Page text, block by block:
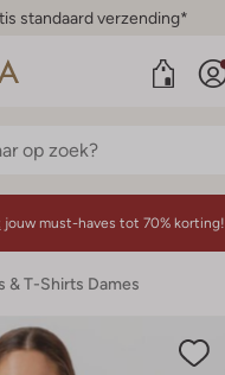
standaard verzending*
jouw must-haves tot 70% korting!
& T-Shirts Dames